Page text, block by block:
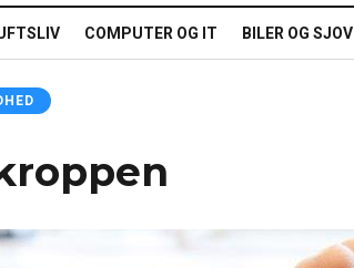
COMPUTER OG IT BILER OG SJOV